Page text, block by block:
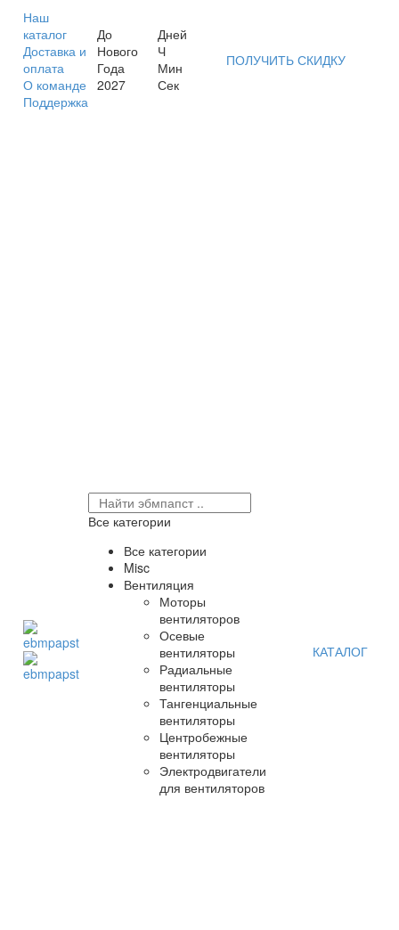
Наш
каталог
Доставка и
оплата
О команде
Поддержка
До
Нового
Года
2027
Дней
Ч
Мин
Сек
ПОЛУЧИТЬ СКИДКУ
Все категории
Все категории
Misc
Вентиляция
Моторы
вентиляторов
Осевые
вентиляторы
Радиальные
вентиляторы
Тангенциальные
вентиляторы
Центробежные
вентиляторы
Электродвигатели
для вентиляторов
КАТАЛОГ